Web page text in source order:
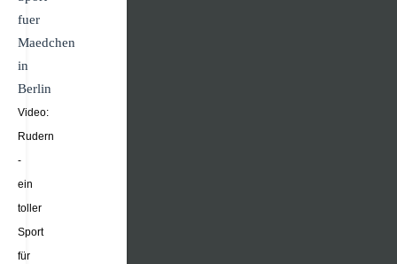
Video:
Rudern
-
ein
toller
Sport
für